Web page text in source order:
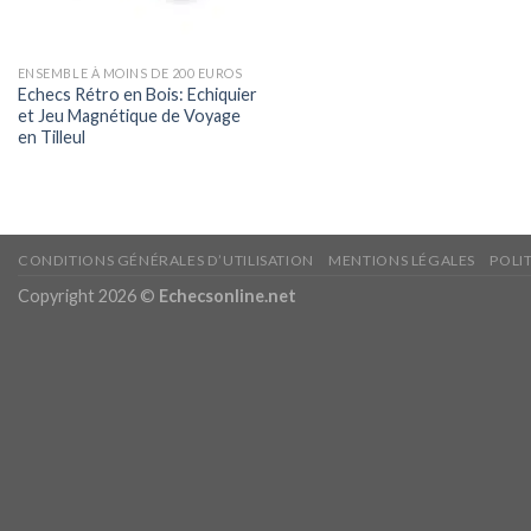
ENSEMBLE À MOINS DE 200 EUROS
Echecs Rétro en Bois: Echiquier
et Jeu Magnétique de Voyage
en Tilleul
CONDITIONS GÉNÉRALES D’UTILISATION MENTIONS LÉGALES
Copyright 2026 © Echecsonline.net